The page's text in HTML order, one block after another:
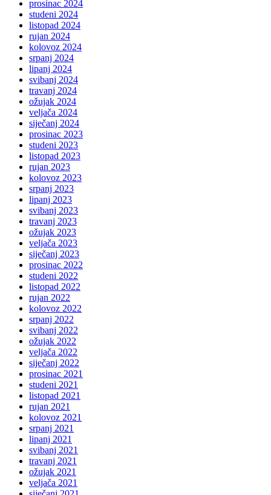
prosinac 2024
studeni 2024
listopad 2024
rujan 2024
kolovoz 2024
srpanj 2024
lipanj 2024
svibanj 2024
travanj 2024
ožujak 2024
veljača 2024
siječanj 2024
prosinac 2023
studeni 2023
listopad 2023
rujan 2023
kolovoz 2023
srpanj 2023
lipanj 2023
svibanj 2023
travanj 2023
ožujak 2023
veljača 2023
siječanj 2023
prosinac 2022
studeni 2022
listopad 2022
rujan 2022
kolovoz 2022
srpanj 2022
svibanj 2022
ožujak 2022
veljača 2022
siječanj 2022
prosinac 2021
studeni 2021
listopad 2021
rujan 2021
kolovoz 2021
srpanj 2021
lipanj 2021
svibanj 2021
travanj 2021
ožujak 2021
veljača 2021